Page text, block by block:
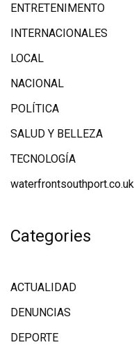
ENTRETENIMENTO
INTERNACIONALES
LOCAL
NACIONAL
POLÍTICA
SALUD Y BELLEZA
TECNOLOGÍA
waterfrontsouthport.co.uk
Categories
ACTUALIDAD
DENUNCIAS
DEPORTE